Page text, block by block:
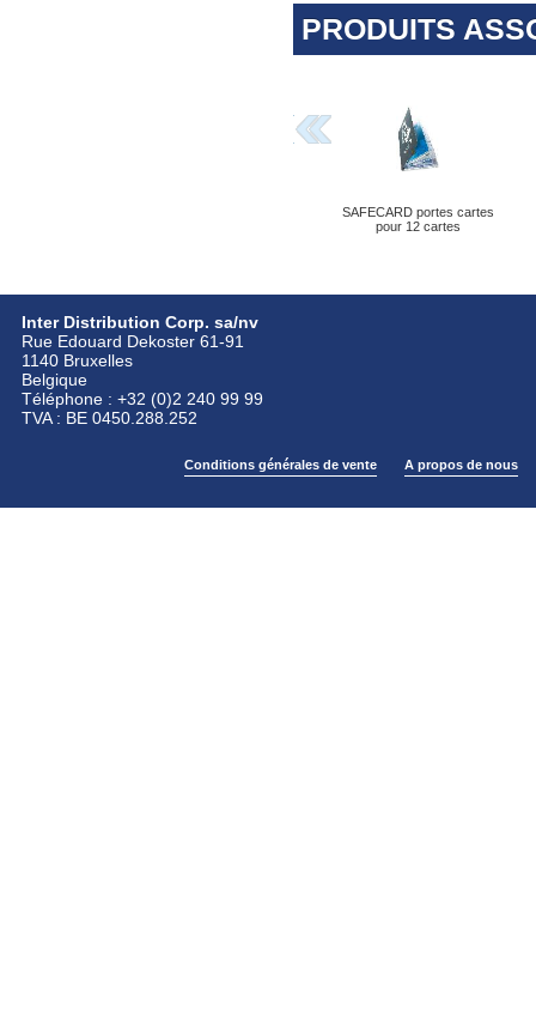
PRODUITS
SAFECARD portes cartes
pour 12 cartes
Inter Distribution Corp. sa/nv
Rue Edouard Dekoster 61-91
1140 Bruxelles
Belgique
Téléphone : +32 (0)2 240 99 99
TVA : BE 0450.288.252
Conditions générales de vente A propos de nous